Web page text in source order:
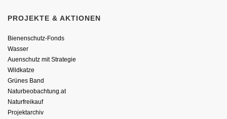
PROJEKTE & AKTIONEN
Bienenschutz-Fonds
Wasser
Auenschutz mit Strategie
Wildkatze
Grünes Band
Naturbeobachtung.at
Naturfreikauf
Projektarchiv